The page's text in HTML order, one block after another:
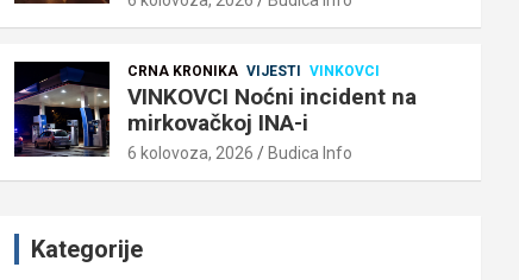
CRNA KRONIKA VIJESTI VINKOVCI
VINKOVCI Noćni incident na
mirkovačkoj INA-i
6 kolovoza, 2026 Budica Info
Kategorije